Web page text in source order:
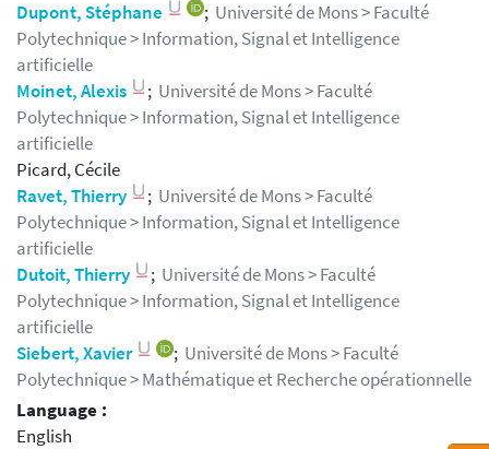
Dupont, Stéphane
; Université de Mons > Faculté
Polytechnique > Information, Signal et Intelligence
artificielle
Moinet, Alexis
; Université de Mons > Faculté
Polytechnique > Information, Signal et Intelligence
artificielle
Picard, Cécile
Ravet, Thierry
; Université de Mons > Faculté
Polytechnique > Information, Signal et Intelligence
artificielle
Dutoit, Thierry
; Université de Mons > Faculté
Polytechnique > Information, Signal et Intelligence
artificielle
Siebert, Xavier
; Université de Mons > Faculté
Polytechnique > Mathématique et Recherche opérationnelle
Language :
English